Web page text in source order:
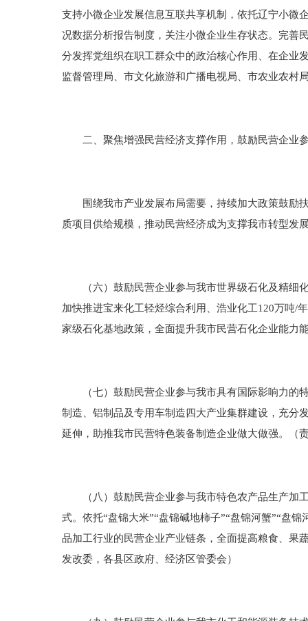
支持小微企业发展信息互联共享机制，依托辽宁小微
况数据分析报告制度，关注小微企业生存状态。完善
分发挥党组织在职工群众中的政治核心作用、在企业
监督管理局、市文化旅游和广播电视局、市农业农村
二、聚焦增强民营经济支撑作用，鼓励民营企业
围绕我市产业发展布局需要，持续加大政策鼓励扶
质项目供给规模，推动民营经济成为支撑我市转型发
（六）鼓励民营企业参与我市世界级石化及精细化
加快推进宝来化工轻烃综合利用、浩业化工120万吨/
家级石化基地政策，全面提升我市民营石化企业能力
（七）鼓励民营企业参与我市具有国际影响力的特
制造、铝制品及专用车制造四大产业集群建设，充分
延伸，助推我市民营特色装备制造企业做大做强。（
（八）鼓励民营企业参与我市特色农产品生产加工
式。依托“盘锦大米”“盘锦碱地柿子”“盘锦河蟹”“盘
品加工行业的民营企业产业链条，全面提高粮食、果
发改委，各县区政府、经济区管委会）